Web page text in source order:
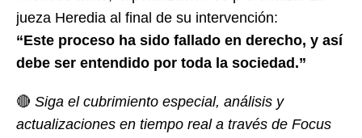
jueza Heredia al final de su intervención:
“Este proceso ha sido fallado en derecho, y así
debe ser entendido por toda la sociedad.”
🔴 Siga el cubrimiento especial, análisis y
actualizaciones en tiempo real a través de Focus